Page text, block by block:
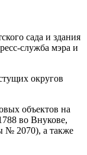
сада и здания
служба мэра и
округов
объектов на
во Внукове,
№ 2070), а также